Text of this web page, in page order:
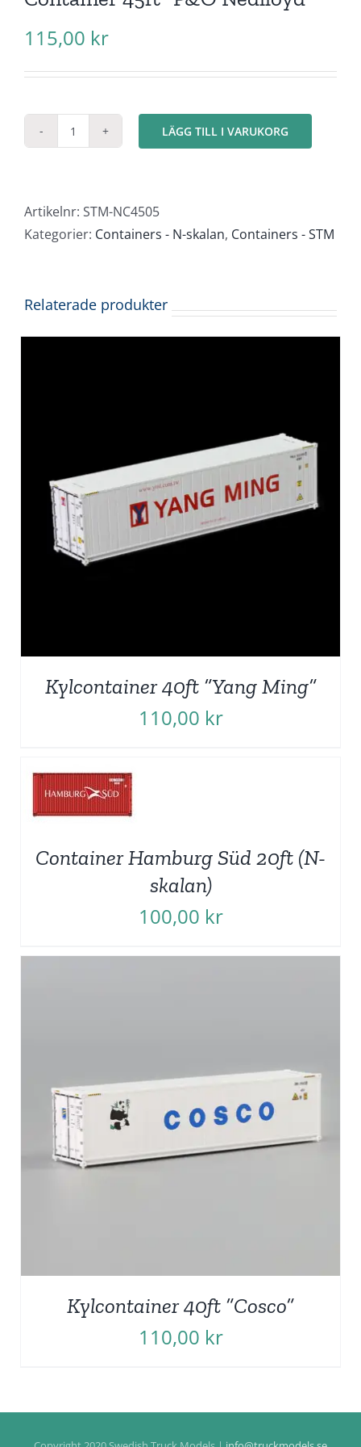
115,00 kr
Container
Nedlloyd"
mängd
LÄGG TILL I VARUKORG
Artikelnr: STM-NC4505
Kategorier: Containers - N-skalan, Containers - STM
Relaterade produkter
Kylcontainer 40ft ”Yang Ming”
110,00 kr
Container Hamburg Süd 20ft (N-
skalan)
100,00 kr
Kylcontainer 40ft ”Cosco”
110,00 kr